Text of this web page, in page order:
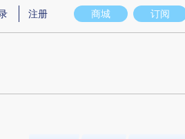
图存在偏差。不代表财新观点和立场。推荐点
商城 订阅
注册